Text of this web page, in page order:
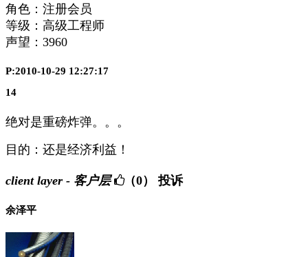
角色：注册会员
等级：高级工程师
声望： 3960
P:2010-10-29 12:27:17
14
绝对是重磅炸弹。。。
目的：还是经济利益！
client layer - 客户层 （0） 投诉
余泽平